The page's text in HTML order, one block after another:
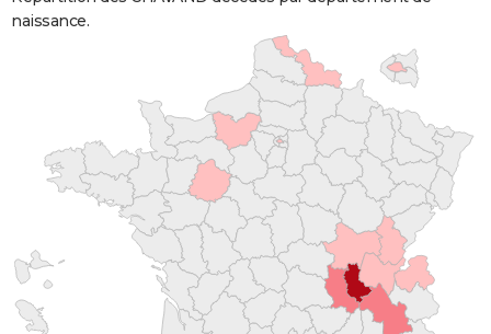
naissance.